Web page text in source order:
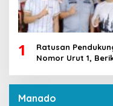
1
Ratusan
Nomor Urut 1,
Manado